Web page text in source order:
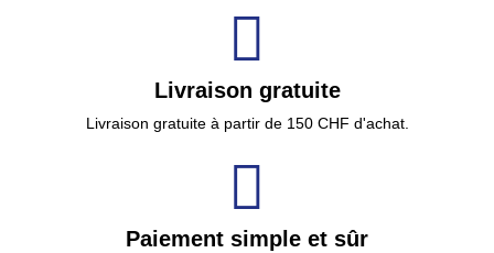
Livraison gratuite
Livraison gratuite à partir de 150 CHF d'achat.
Paiement simple et sûr